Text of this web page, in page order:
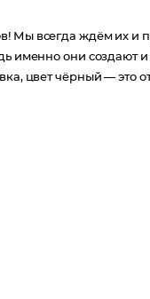
Мы всегда ждём их
именно они
цвет чёрный — это